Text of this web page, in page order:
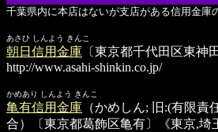
千葉県内に本店はないが支店がある信用金庫
あさひ しんよう きんこ
朝日信用金庫 〔東京都千代田区東神
http://www.asahi-shinkin.co.jp/
かめあり しんよう きんこ
亀有信用金庫 （かめしん; 旧:(有限責
合）〔東京都葛飾区亀有〕《東京,埼